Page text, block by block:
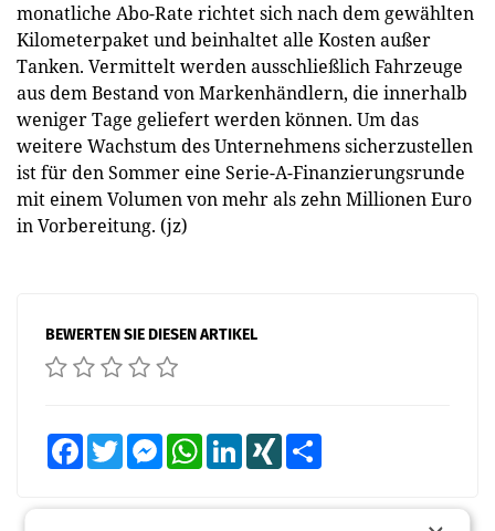
monatliche Abo-Rate richtet sich nach dem gewählten
Kilometerpaket und beinhaltet alle Kosten außer
Tanken. Vermittelt werden ausschließlich Fahrzeuge
aus dem Bestand von Markenhändlern, die innerhalb
weniger Tage geliefert werden können. Um das
weitere Wachstum des Unternehmens sicherzustellen
ist für den Sommer eine Serie-A-Finanzierungsrunde
mit einem Volumen von mehr als zehn Millionen Euro
in Vorbereitung. (jz)
BEWERTEN SIE DIESEN ARTIKEL
FacebookTwitter MessengerWhatsAppLinkedInXING